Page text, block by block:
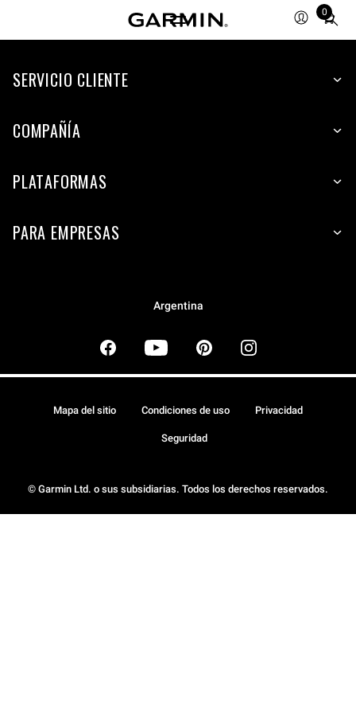
0
Total
items
cart:
SERVICIO CLIENTE
COMPAÑÍA
PLATAFORMAS
PARA EMPRESAS
Argentina
© Garmin Ltd. o sus subsidiarias. Todos los derechos reservados.
Mapa del sitio Condiciones de uso Privacidad
Seguridad